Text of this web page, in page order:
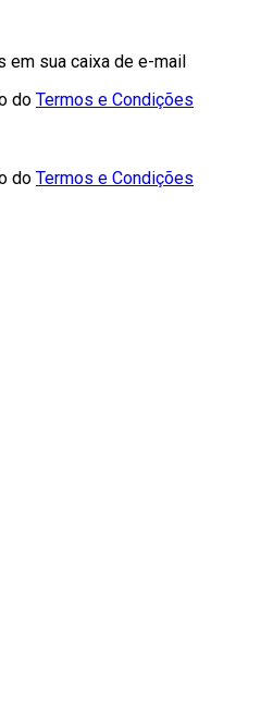
em sua caixa de e-mail
do Termos e Condições
do Termos e Condições